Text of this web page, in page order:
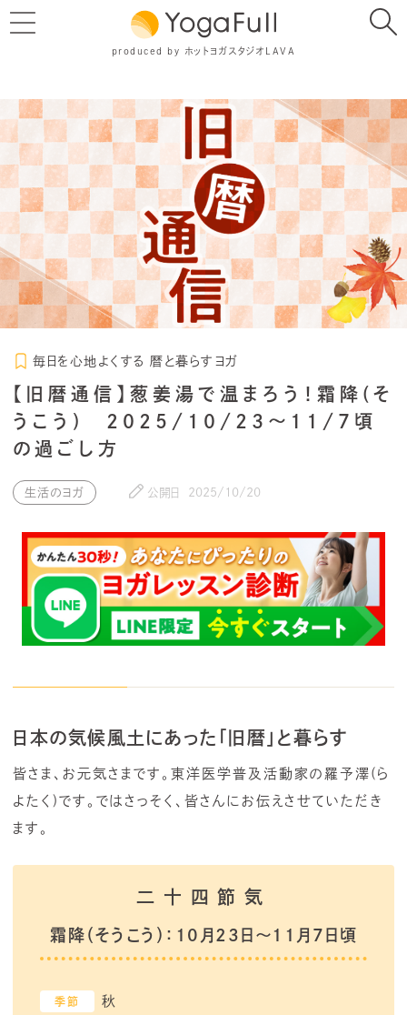
produced by ホットヨガスタジオLAVA
毎日を心地よくする 暦と暮らすヨガ
【旧暦通信】葱姜湯で温まろう！霜降(そ
うこう) 2025/10/23～11/7頃
の過ごし方
生活のヨガ 公開日 2025/10/20
日本の気候風土にあった「旧暦」と暮らす
皆さま、お元気さまです。東洋医学普及活動家の羅予澤(ら
よたく)です。ではさっそく、皆さんにお伝えさせていただき
ます。
霜降（そうこう）：10月23日～11月7日頃
季節 秋